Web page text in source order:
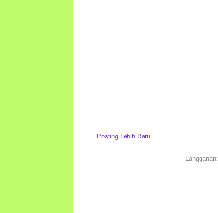
Posting Lebih Baru